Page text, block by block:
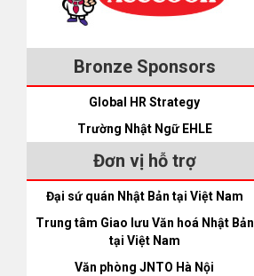
Bronze Sponsors
Global HR Strategy
Trường Nhật Ngữ EHLE
Đơn vị hỗ trợ
Đại sứ quán Nhật Bản tại Việt Nam
Trung tâm Giao lưu Văn hoá Nhật Bản
tại Việt Nam
Văn phòng JNTO Hà Nội